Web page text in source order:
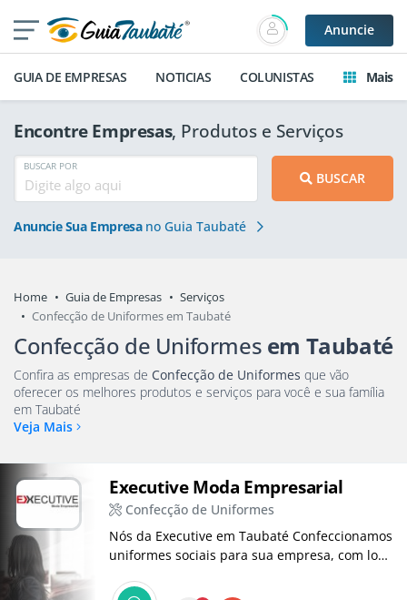
Anuncie
GUIA DE EMPRESAS NOTICIAS COLUNISTAS Mais
Encontre Empresas, Produtos e Serviços
BUSCAR POR
BUSCAR
Anuncie Sua Empresano Guia Taubaté
Home Guia de Empresas
Serviços
Confecção de Uniformes em Taubaté
Confecção de Uniformes em Taubaté
Confira as empresas de Confecção de Uniformes que vão
oferecer os melhores produtos e serviços para você e sua família
em Taubaté
Veja Mais
Executive Moda Empresarial
Confecção de Uniformes
Nós da Executive em Taubaté Confeccionamos
uniformes sociais para sua empresa, com logo